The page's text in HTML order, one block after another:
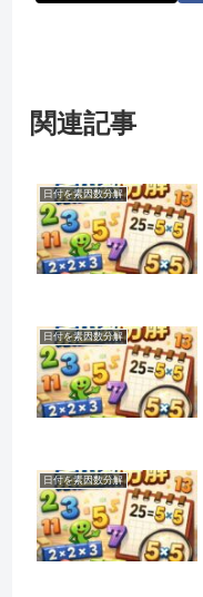
関連記事
日付を素因数分解
日付を素因数分解
日付を素因数分解